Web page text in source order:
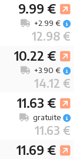
9.99 €
12.98 €
+2.99 €
10.22 €
14.12 €
+3.90 €
11.63 €
11.63 €
gratuite
11.69 €